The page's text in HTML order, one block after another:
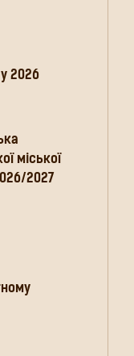
2026
міської
2027